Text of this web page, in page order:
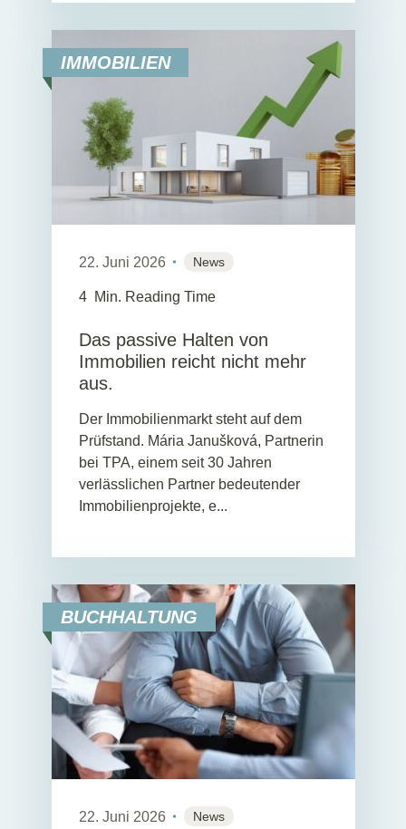
IMMOBILIEN
22. Juni 2026 News
4 Min. Reading Time
Das passive Halten von
Immobilien reicht nicht mehr
aus.
Der Immobilienmarkt steht auf dem
Prüfstand. Mária Janušková, Partnerin
bei TPA, einem seit 30 Jahren
verlässlichen Partner bedeutender
Immobilienprojekte, e...
BUCHHALTUNG
22. Juni 2026 News